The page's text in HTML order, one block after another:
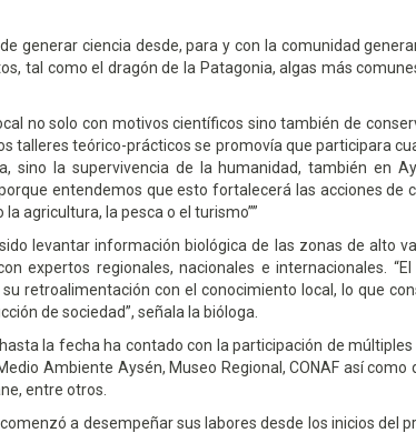
generar ciencia desde, para y con la comunidad
tal como el dragón de la Patagonia, algas más
no solo con motivos científicos sino también de
talleres teórico-prácticos se promovía que participara
sino la supervivencia de la humanidad, también en
entendemos que esto fortalecerá las acciones
agricultura, la pesca o el turismo”
levantar información biológica de las zonas de alto
expertos regionales, nacionales e internacionales.
retroalimentación con el conocimiento local, lo que
de sociedad , señala la bióloga.
la fecha ha contado con la participación de
Ambiente Aysén, Museo Regional, CONAF así
entre otros.
a desempeñar sus labores desde los inicios del